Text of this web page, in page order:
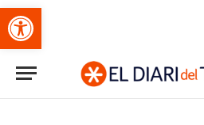
Obre la barra d'eines